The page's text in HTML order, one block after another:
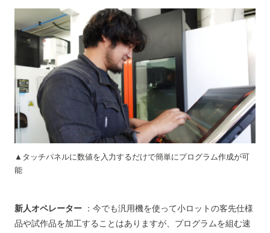
▲タッチパネルに数値を入力するだけで簡単にプログラム作成が可
能
新人オペレーター
：今でも汎用機を使って小ロットの客先仕様
品や試作品を加工することはありますが、プログラムを組む速